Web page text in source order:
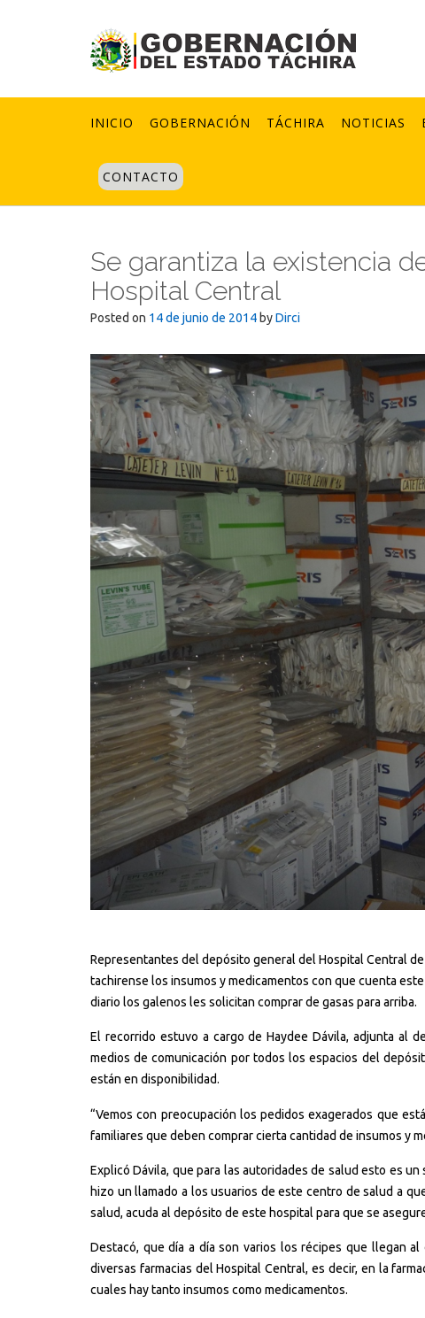
INICIO GOBERNACIÓN TÁCHIRA NOTICIAS
CONTACTO
Se garantiza la existencia
Hospital Central
Posted on 14 de junio de 2014 byDirci
Representantes del depósito general del Hospital Central
tachirense los insumos y medicamentos con que cuenta
diario los galenos les solicitan comprar de gasas para arriba.
El recorrido estuvo a cargo de Haydee Dávila, adjunta al
medios de comunicación por todos los espacios del
están en disponibilidad.
“Vemos con preocupación los pedidos exagerados que
familiares que deben comprar cierta cantidad de insumos y
Explicó Dávila, que para las autoridades de salud esto es
hizo un llamado a los usuarios de este centro de salud a
salud, acuda al depósito de este hospital para que se
Destacó, que día a día son varios los récipes que llegan
diversas farmacias del Hospital Central, es decir, en la
cuales hay tanto insumos como medicamentos.